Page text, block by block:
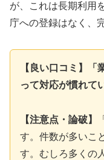
が、これは長期利用
庁への登録はなく、
【良い口コミ】
って対応が慣れて
【注意点・論破】
す。件数が多いこ
す。むしろ多くの